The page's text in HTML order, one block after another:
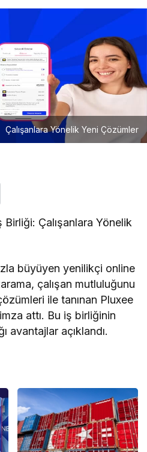
Çalışanlara Yönelik Yeni Çözümler
Birliği: Çalışanlara Yönelik
büyüyen yenilikçi online
çalışan mutluluğunu
ile tanınan Pluxee
attı. Bu iş birliğinin
avantajlar açıklandı.